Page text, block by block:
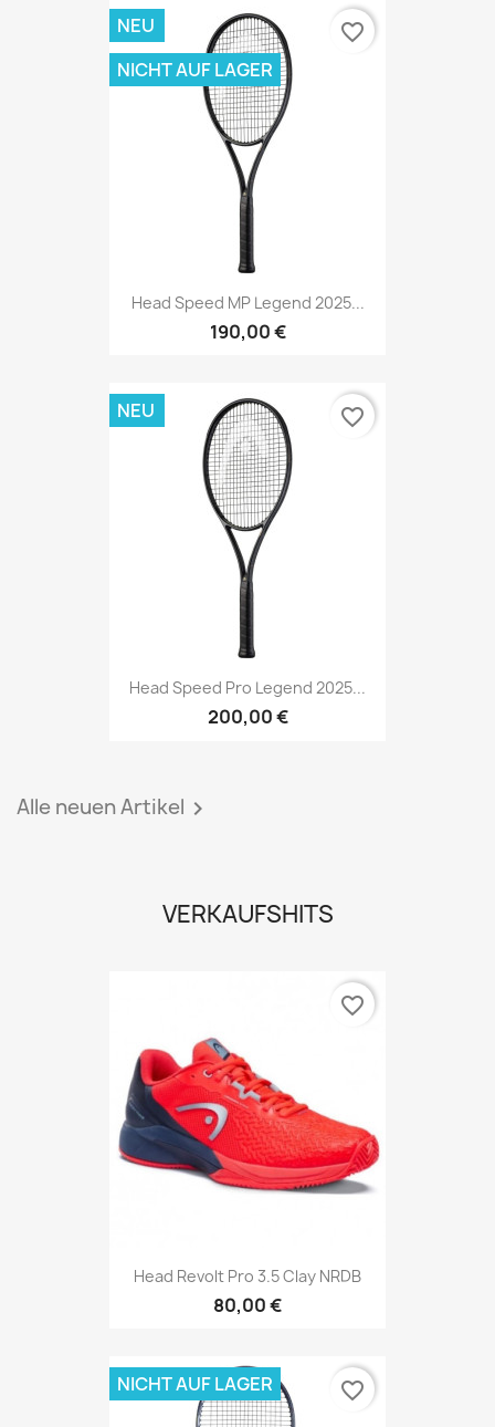
Head Speed MP Legend 2025...
190,00 €
NEU
NICHT AUF LAGER
favorite_border
Head Speed Pro Legend 2025...
200,00 €
NEU favorite_border
Alle neuen Artikel 
VERKAUFSHITS
Head Revolt Pro 3.5 Clay NRDB
80,00 €
favorite_border
NICHT AUF LAGER favorite_border